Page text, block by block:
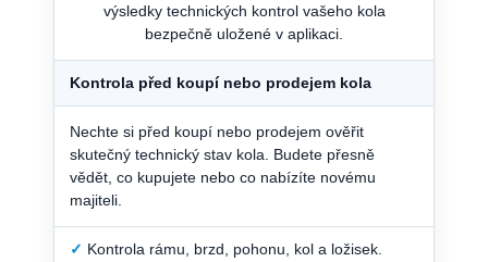
výsledky technických kontrol vašeho kola
bezpečně uložené v aplikaci.
Kontrola před koupí nebo prodejem kola
Nechte si před koupí nebo prodejem ověřit
skutečný technický stav kola. Budete přesně
vědět, co kupujete nebo co nabízíte novému
majiteli.
✓ Kontrola rámu, brzd, pohonu, kol a ložisek.